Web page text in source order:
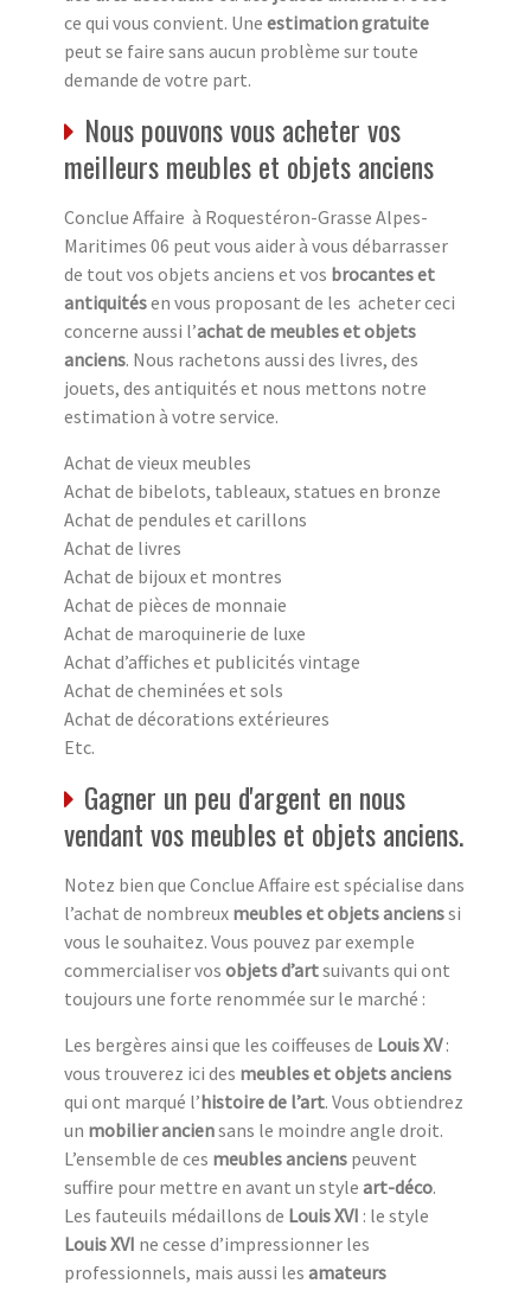
ce qui vous convient. Une estimation gratuite
peut se faire sans aucun problème sur toute
demande de votre part.
Nous pouvons vous acheter vos
meilleurs meubles et objets anciens
Conclue Affaire à Roquestéron-Grasse Alpes-
Maritimes 06 peut vous aider à vous débarrasser
de tout vos objets anciens et vos brocantes et
antiquitésen vous proposant de les acheter ceci
concerne aussi l’achat de meubles et objets
anciens. Nous rachetons aussi des livres, des
jouets, des antiquités et nous mettons notre
estimation à votre service.
Achat de vieux meubles
Achat de bibelots, tableaux, statues en bronze
Achat de pendules et carillons
Achat de livres
Achat de bijoux et montres
Achat de pièces de monnaie
Achat de maroquinerie de luxe
Achat d’affiches et publicités vintage
Achat de cheminées et sols
Achat de décorations extérieures
Etc.
Gagner un peu d'argent en nous
vendant vos meubles et objets anciens.
Notez bien que Conclue Affaire est spécialise dans
l’achat de nombreux meubles et objets ancienssi
vous le souhaitez. Vous pouvez par exemple
commercialiser vos objets d’artsuivants qui ont
toujours une forte renommée sur le marché :
Les bergères ainsi que les coiffeuses de Louis XV:
vous trouverez ici des meubles et objets anciens
qui ont marqué l’histoire de l’art. Vous obtiendrez
un mobilier anciensans le moindre angle droit.
L’ensemble de ces meubles anciens peuvent
suffire pour mettre en avant un style art-déco.
Les fauteuils médaillons de Louis XVI : le style
Louis XVI ne cesse d’impressionner les
professionnels, mais aussi les amateurs